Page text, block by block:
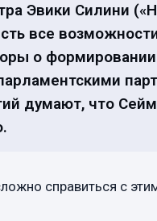
Эвики Силини
все
о
думают, что
справиться с